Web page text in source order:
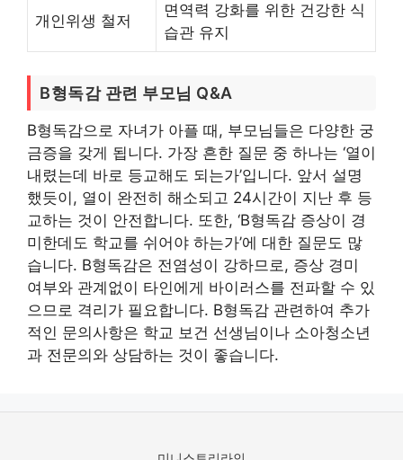
개인위생 철저
면역력 강화를 위한 건강한 식
습관 유지
B형독감 관련 부모님 Q&A
B형독감으로 자녀가 아플 때, 부모님들은 다양한 궁
금증을 갖게 됩니다. 가장 흔한 질문 중 하나는 ‘열이
내렸는데 바로 등교해도 되는가’입니다. 앞서 설명
했듯이, 열이 완전히 해소되고 24시간이 지난 후 등
교하는 것이 안전합니다. 또한, ‘B형독감 증상이 경
미한데도 학교를 쉬어야 하는가’에 대한 질문도 많
습니다. B형독감은 전염성이 강하므로, 증상 경미
여부와 관계없이 타인에게 바이러스를 전파할 수 있
으므로 격리가 필요합니다. B형독감 관련하여 추가
적인 문의사항은 학교 보건 선생님이나 소아청소년
과 전문의와 상담하는 것이 좋습니다.